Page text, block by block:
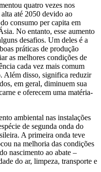
quatro vezes nos
até 2050 devido ao
consumo per capita em
No entanto, esse aumento
desafios. Um deles é a
práticas de produção
as melhores condições de
cada vez mais comum
Além disso, significa reduzir
em geral, diminuem sua
e oferecem uma matéria-
ambiental nas instalações
de segunda onda do
A primeira onda teve
na melhoria das condições
nascimento ao abate –
do ar, limpeza, transporte e